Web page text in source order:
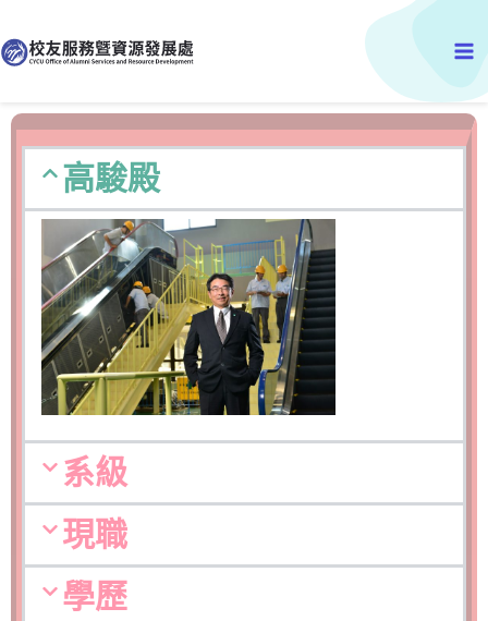
至
主
內
高駿殿
系級
現職
學歷